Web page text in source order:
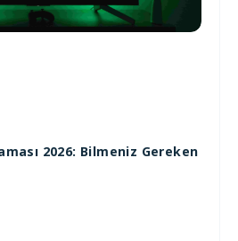
2026: Bilmeniz Gereken